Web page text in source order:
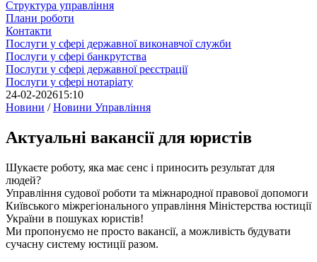
Структура управління
Плани роботи
Контакти
Послуги у сфері державної виконавчої служби
Послуги у сфері банкрутства
Послуги у сфері державної реєстрації
Послуги у сфері нотаріату
24-02-202615:10
Новини /Новини Управління
Актуальні вакансії для юристів
Шукаєте роботу, яка має сенс і приносить результат для
людей?
Управління судової роботи та міжнародної правової допомоги
Київського міжрегіонального управління Міністерства юстиції
України в пошуках юристів!
Ми пропонуємо не просто вакансії, а можливість будувати
сучасну систему юстиції разом.